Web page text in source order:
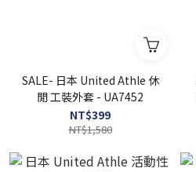
SALE- 日本 United Athle 休
閒 工裝外套 - UA7452
NT$399
NT$1,580